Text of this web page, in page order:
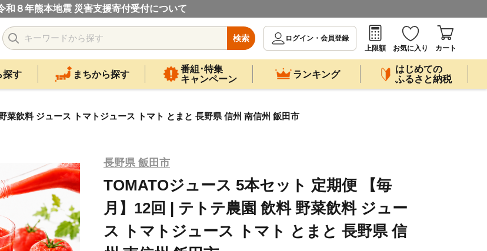
和８年熊本地震 災害支援寄付受付について
検索
ログイン・会員登録
上限額
お気に入り カート
探す まちから探す
番組･特集
キャンペーン
ランキング
はじめての
ふるさと納税
飲料 ジュース トマトジュース トマト とまと 長野県 信州 南信州 飯田市
長野県 飯田市
TOMATOジュース 5本セット 定期便 【毎
月】12回 | テトテ農園 飲料 野菜飲料 ジュー
ス トマトジュース トマト とまと 長野県 信